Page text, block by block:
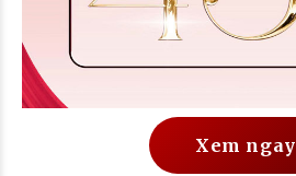
Xem ngay